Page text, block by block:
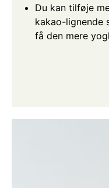
Du kan tilføje
kakao-lignende
få den mere